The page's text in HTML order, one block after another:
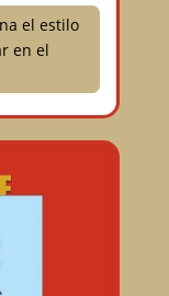
el estilo
en el